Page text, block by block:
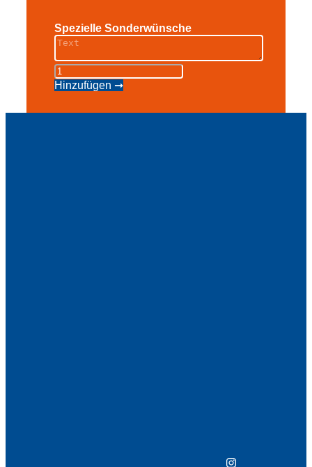
Spezielle Sonderwünsche
Teleskopbühne
AB
20
Hinzufügen ➞